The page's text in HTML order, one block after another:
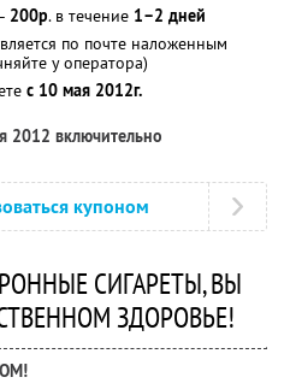
200р. в течение 1–2 дней
по почте наложенным
у оператора)
с 10 мая 2012г.
2012 включительно
купоном
СИГАРЕТЫ, ВЫ
ЗДОРОВЬЕ!